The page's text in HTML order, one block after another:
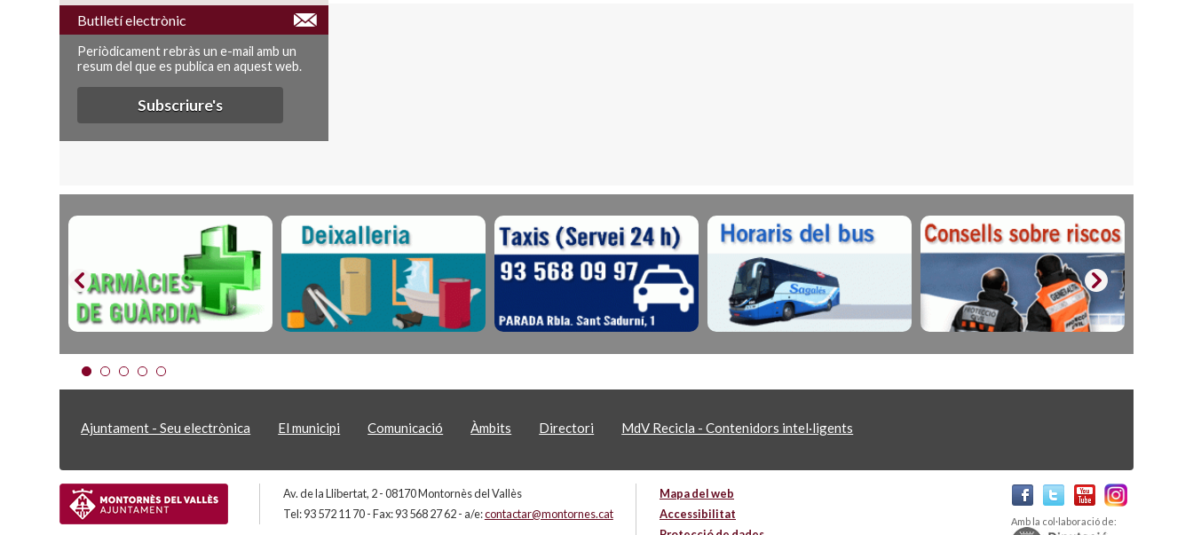
Butlletí electrònic
Periòdicament rebràs un e-mail amb un
resum del que es publica en aquest web.
Subscriure's
Ajuntament - Seu electrònica El municipi Comunicació Àmbits Directori MdV Recicla - Contenidors intel·ligents
Av. de la Llibertat, 2 - 08170 Montornès del Vallès
Tel: 93 572 11 70 - Fax: 93 568 27 62 - a/e:contactar@montornes.cat
Mapa del web
Accessibilitat
Amb la col·laboració de: